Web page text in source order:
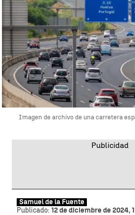
Imagen de archivo de una carretera
Samuel de la Fuente
Publicado: 12 de diciembre de 2024,